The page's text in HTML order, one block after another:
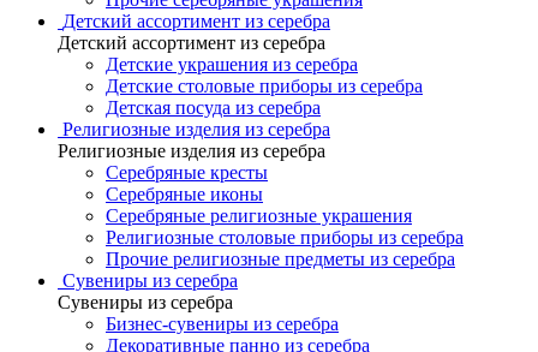
Детский ассортимент из серебра
Детский ассортимент из серебра
Детские украшения из серебра
Детские столовые приборы из серебра
Детская посуда из серебра
Религиозные изделия из серебра
Религиозные изделия из серебра
Серебряные кресты
Серебряные иконы
Серебряные религиозные украшения
Религиозные столовые приборы из серебра
Прочие религиозные предметы из серебра
Сувениры из серебра
Сувениры из серебра
Бизнес-сувениры из серебра
Декоративные панно из серебра